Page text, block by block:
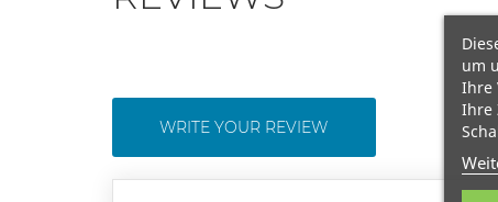
WRITE YOUR REVIEW
um
Ihre
Ihre